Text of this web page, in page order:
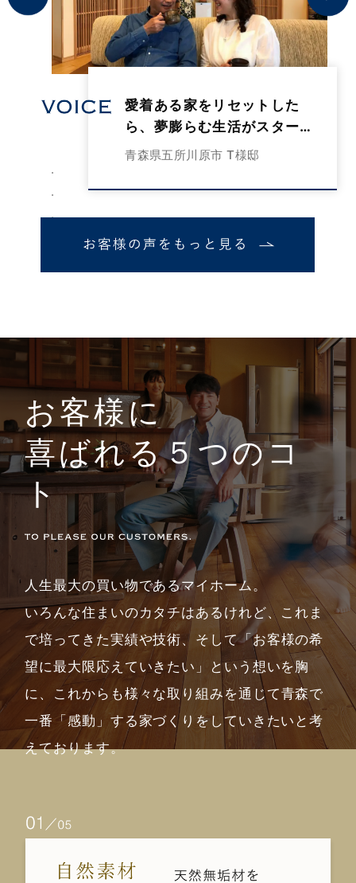
まさに「あずましい！」この
言葉がぴったりなお家です！
青森県北津軽郡鶴田町K様邸
お客様に
喜ばれる５つのコ
ト
人生最大の買い物であるマイホーム。
いろんな住まいのカタチはあるけれど、これま
で培ってきた実績や技術、 そして「お客様の希
望に最大限応えていきたい」という想いを胸
に、 これからも様々な取り組みを通じて青森で
一番「感動」する家づくりをしていきたいと考
えております。